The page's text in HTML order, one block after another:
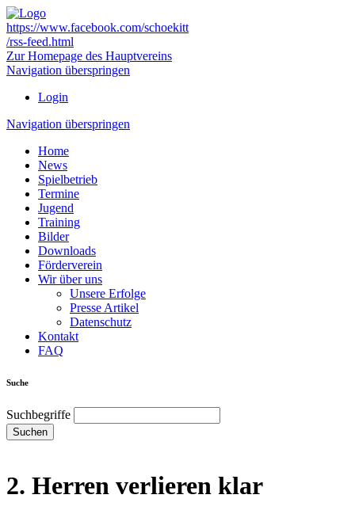
https://www.facebook.com/schoekitt
/rss-feed.html
Zur Homepage des Hauptvereins
Navigation überspringen
Login
Navigation überspringen
Home
News
Spielbetrieb
Termine
Jugend
Training
Bilder
Downloads
Förderverein
Wir über uns
Unsere Erfolge
Presse Artikel
Datenschutz
Kontakt
FAQ
Suche
Suchbegriffe
Suchen
2. Herren verlieren klar